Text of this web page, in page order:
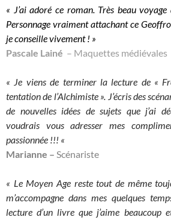
« J’ai adoré ce roman. Très beau
Personnage vraiment attachant ce
je conseille vivement ! »
Pascale Lainé – Maquettes médiévales
« Je viens de terminer la lecture de «
tentation de l’Alchimiste ». J’écris des
de nouvelles idées de sujets que j’ai
voudrais vous adresser mes
passionnée !!! «
Marianne – Scénariste
« Le Moyen Age reste tout de même
m’accompagne dans mes quelques
lecture d’un livre que j’aime beaucoup